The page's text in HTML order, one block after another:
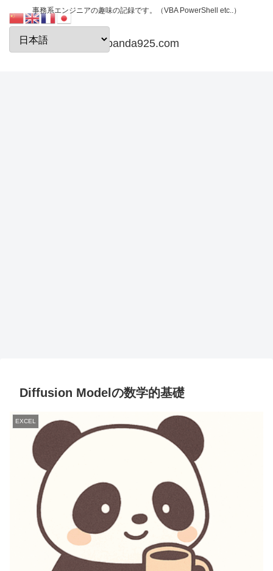
事務系エンジニアの趣味の記録です。（VBA PowerShell etc..）
papanda925.com
Diffusion Modelの数学的基礎
EXCEL